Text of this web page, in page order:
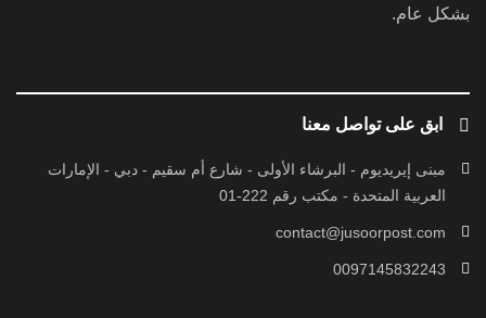
بشكل عام.
ابق على تواصل معنا
مبنى إيريديوم - البرشاء الأولى - شارع أم سقيم - دبي - الإمارات
العربية المتحدة - مكتب رقم 222-01
contact@jusoorpost.com
0097145832243